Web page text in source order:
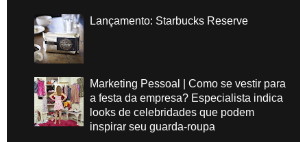
Lançamento: Starbucks Reserve
Marketing Pessoal | Como se vestir para
a festa da empresa? Especialista indica
looks de celebridades que podem
inspirar seu guarda-roupa